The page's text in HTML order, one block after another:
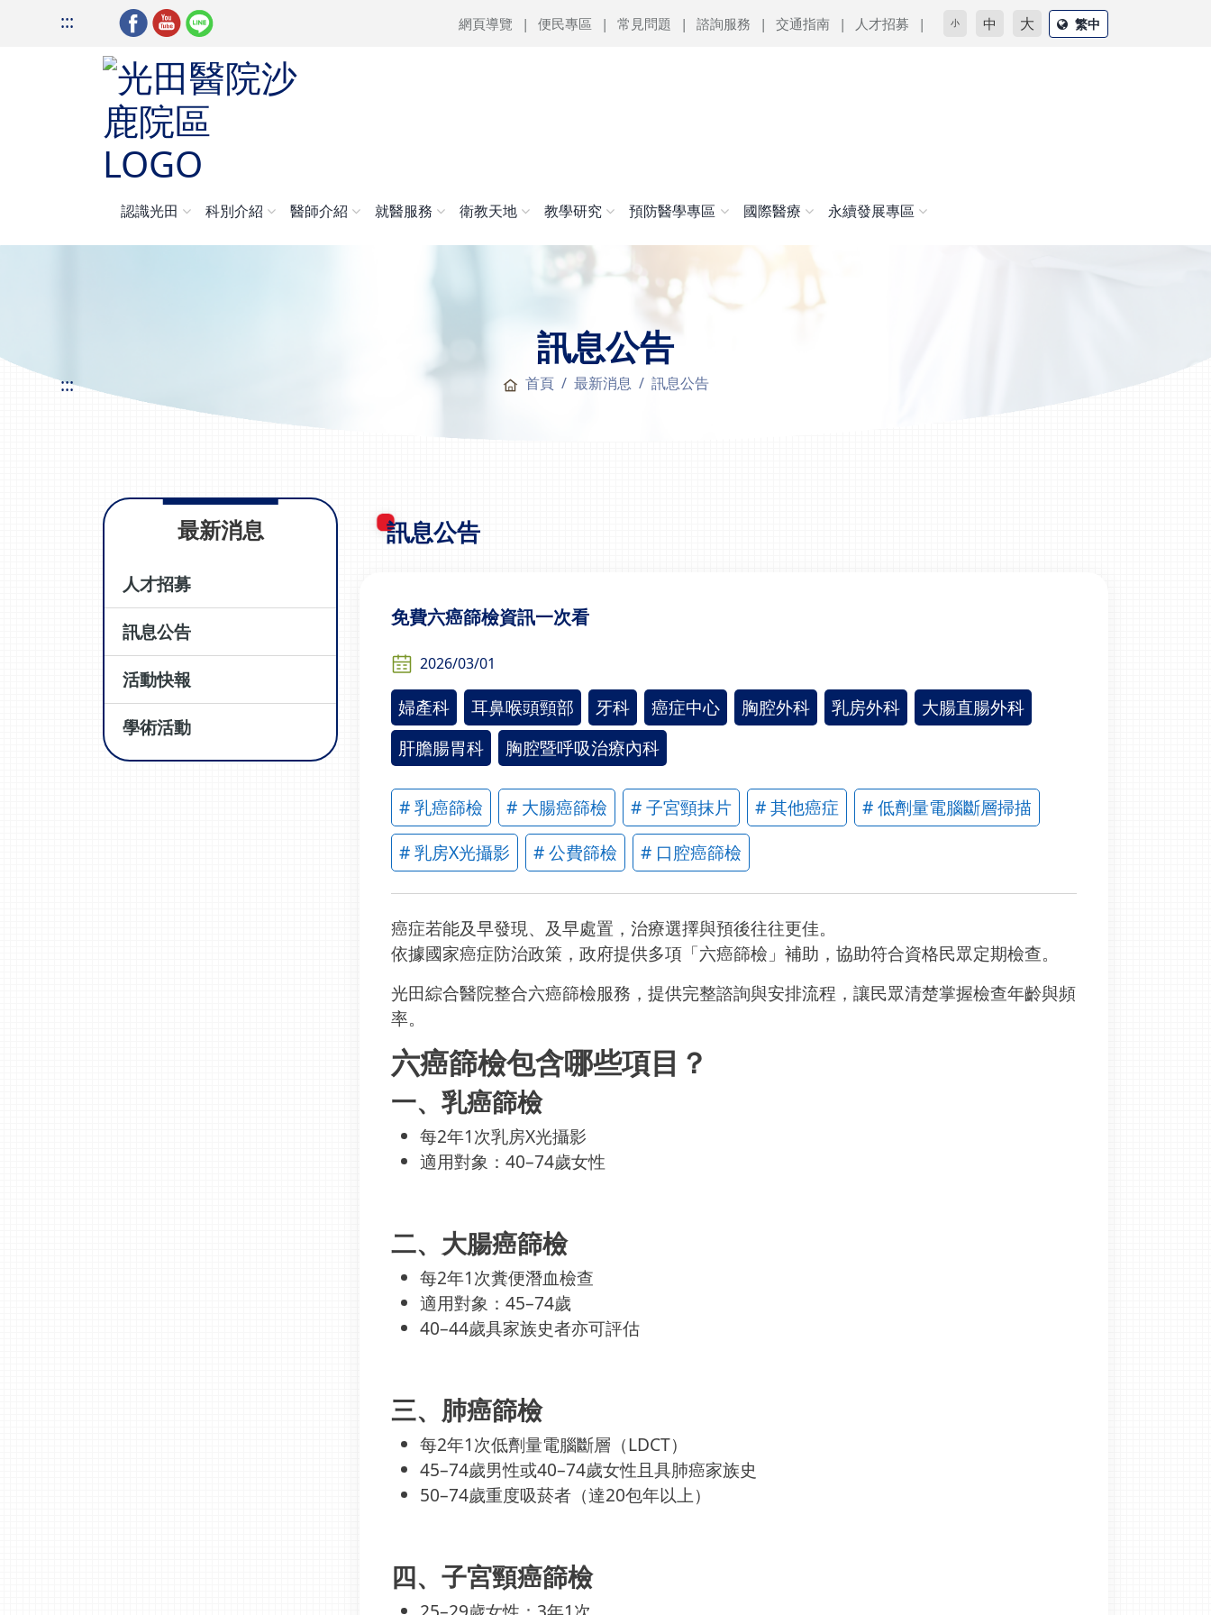
::: 網頁導覽 便民專區 常見問題 諮詢服務 交通指南 人才招募 小 中 大 繁中
認識光田 科別介紹 醫師介紹 就醫服務 衛教天地 教學研究 預防醫學專區 國際醫療 永續發展專區
訊息公告
::: 首頁 最新消息 訊息公告
最新消息
人才招募
訊息公告
活動快報
學術活動
訊息公告
免費六癌篩檢資訊一次看
2026/03/01
婦產科 耳鼻喉頭頸部 牙科 癌症中心 胸腔外科 乳房外科
大腸直腸外科
肝膽腸胃科
胸腔暨呼吸治療內科
# 乳癌篩檢 # 大腸癌篩檢 # 子宮頸抹片 # 其他癌症
# 低劑量電腦斷層掃描
# 乳房X光攝影
# 公費篩檢 # 口腔癌篩檢
癌症若能及早發現、及早處置，治療選擇與預後往往更佳。
依據國家癌症防治政策，政府提供多項「六癌篩檢」補助，協助符合資格民眾定期檢查。
光田綜合醫院整合六癌篩檢服務，提供完整諮詢與安排流程，讓民眾清楚掌握檢查年齡與頻
率。
六癌篩檢包含哪些項目？
一、乳癌篩檢
每2年1次乳房X光攝影
適用對象：40–74歲女性
二、大腸癌篩檢
每2年1次糞便潛血檢查
適用對象：45–74歲
40–44歲具家族史者亦可評估
三、肺癌篩檢
每2年1次低劑量電腦斷層（LDCT）
45–74歲男性或40–74歲女性且具肺癌家族史
50–74歲重度吸菸者（達20包年以上）
四、子宮頸癌篩檢